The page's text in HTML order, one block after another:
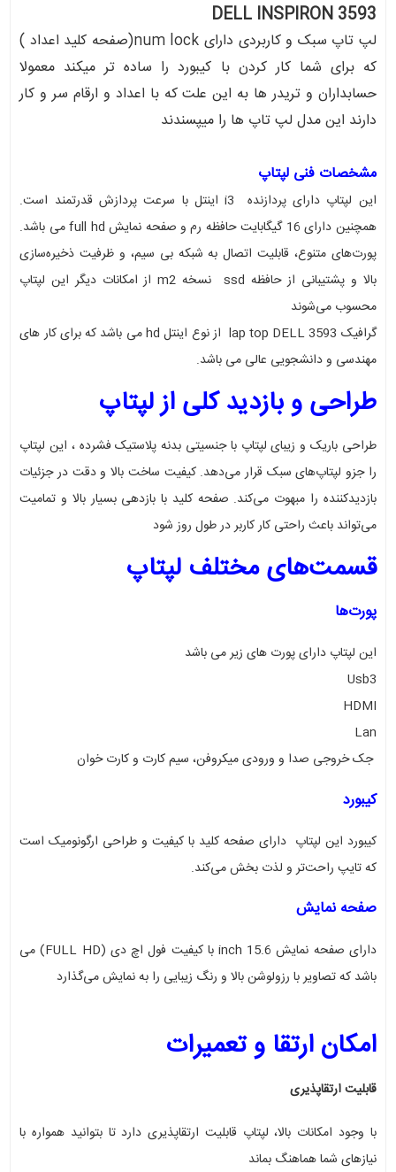
DELL INSPIRON 3593
لپ تاپ سبک و کاربردی دارای num lock(صفحه کلید اعداد )
که برای شما کار کردن با کیبورد را ساده تر میکند معمولا
حسابداران و تریدر ها به این علت که با اعداد و ارقام سر و کار
دارند این مدل لپ تاپ ها را میپسندند
مشخصات فنی لپتاپ
این لپتاپ دارای پردازنده i3 اینتل با سرعت پردازش قدرتمند است.
همچنین دارای 16 گیگابایت حافظه رم و صفحه نمایش full hd می باشد.
پورت‌های متنوع، قابلیت اتصال به شبکه بی سیم، و ظرفیت ذخیره‌سازی
بالا و پشتیبانی از حافظه ssd نسخه m2 از امکانات دیگر این لپتاپ
محسوب می‌شوند
گرافیک lap top DELL 3593 از نوع اینتل hd می باشد که برای کار های
مهندسی و دانشجویی عالی می باشد.
طراحی و بازدید کلی از لپتاپ
طراحی باریک و زیبای لپتاپ با جنسیتی بدنه پلاستیک فشرده ، این لپتاپ
را جزو لپتاپ‌های سبک قرار می‌دهد. کیفیت ساخت بالا و دقت در جزئیات
بازدیدکننده را مبهوت می‌کند. صفحه کلید با بازدهی بسیار بالا و تمامیت
می‌تواند باعث راحتی کار کاربر در طول روز شود
قسمت‌های مختلف لپتاپ
پورت‌ها
این لپتاپ دارای پورت های زیر می باشد
Usb3
HDMI
Lan
جک خروجی صدا و ورودی میکروفن، سیم کارت و کارت خوان
کیبورد
کیبورد این لپتاپ دارای صفحه کلید با کیفیت و طراحی ارگونومیک است
که تایپ راحت‌تر و لذت بخش می‌کند.
صفحه نمایش
دارای صفحه نمایش 15.6 inch با کیفیت فول اچ دی (FULL HD)
می
باشد که تصاویر با رزولوشن بالا و رنگ زیبایی را به نمایش می‌گذارد
امکان ارتقا و تعمیرات
قابلیت ارتقاپذیری
با وجود امکانات بالا، لپتاپ قابلیت ارتقاپذیری دارد تا بتوانید همواره با
نیازهای شما هماهنگ بماند